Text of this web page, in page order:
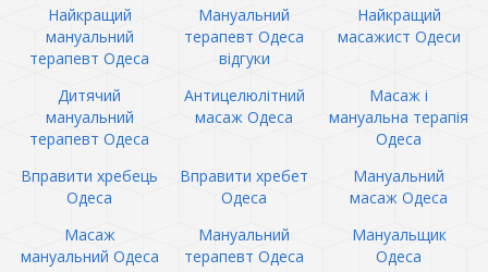
Найкращий
мануальний
терапевт Одеса
Мануальний
терапевт Одеса
відгуки
Найкращий
масажист Одеси
Дитячий
мануальний
терапевт Одеса
Антицелюлітний
масаж Одеса
Масаж і
мануальна терапія
Одеса
Вправити хребець
Одеса
Вправити хребет
Одеса
Мануальний
масаж Одеса
Масаж
мануальний Одеса
Мануальний
терапевт Одеса
Мануальщик
Одеса